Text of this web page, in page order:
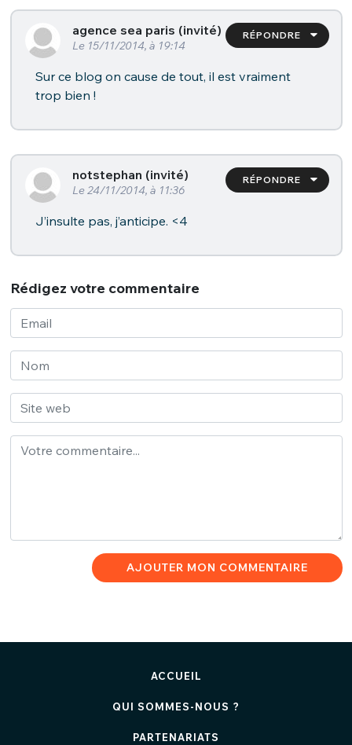
RÉPONDRE
agence sea paris (invité)
Le 15/11/2014, à 19:14
Sur ce blog on cause de tout, il est vraiment
trop bien !
RÉPONDRE
notstephan (invité)
Le 24/11/2014, à 11:36
J’insulte pas, j’anticipe. <4
Rédigez votre commentaire
AJOUTER MON COMMENTAIRE
ACCUEIL
QUI SOMMES-NOUS ?
PARTENARIATS